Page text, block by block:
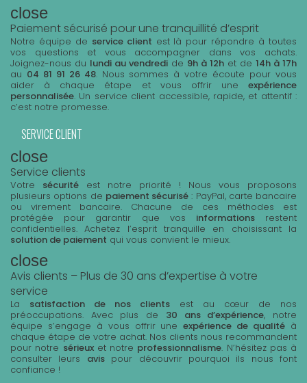
close
Paiement sécurisé pour une tranquillité d’esprit
Notre équipe de service client est là pour répondre à toutes
vos questions et vous accompagner dans vos achats.
Joignez-nous du lundi au vendredi de 9h à 12h et de 14h à 17h
au 04 81 91 26 48. Nous sommes à votre écoute pour vous
aider à chaque étape et vous offrir une expérience
personnalisée. Un service client accessible, rapide, et attentif :
c’est notre promesse.
SERVICE CLIENT
close
Service clients
Votre sécurité est notre priorité ! Nous vous proposons
plusieurs options de paiement sécurisé : PayPal, carte bancaire
ou virement bancaire. Chacune de ces méthodes est
protégée pour garantir que vos informationsrestent
confidentielles. Achetez l’esprit tranquille en choisissant la
solution de paiement qui vous convient le mieux.
close
Avis clients – Plus de 30 ans d’expertise à votre
service
La satisfaction de nos clients est au cœur de nos
préoccupations. Avec plus de 30 ans d’expérience, notre
équipe s’engage à vous offrir uneexpérience de qualité à
chaque étape de votre achat. Nos clients nous recommandent
pour notre sérieuxet notre professionnalisme. N’hésitez pas à
consulter leurs avispour découvrir pourquoi ils nous font
confiance !